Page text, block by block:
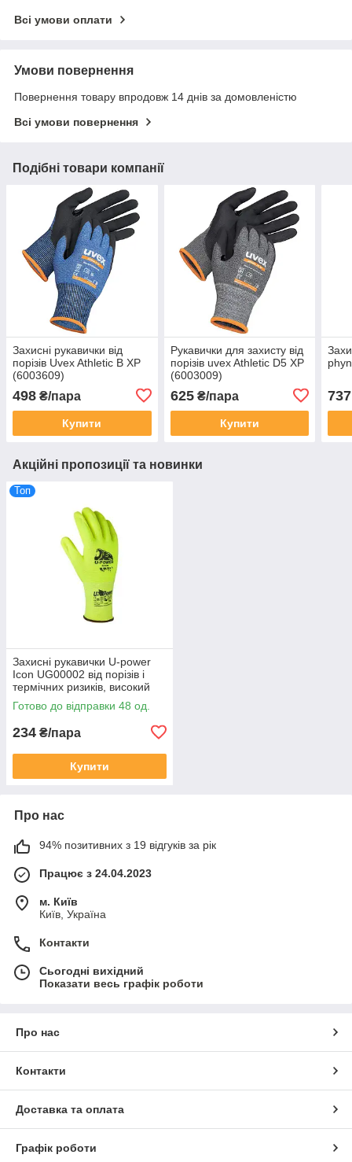
Всі умови оплати
Умови повернення
Повернення товару впродовж 14 днів за домовленістю
Всі умови повернення
Подібні товари компанії
Захисні рукавички від
порізів Uvex Athletic B XP
(6003609)
498 ₴/пара
Купити
Рукавички для захисту від
порізів uvex Athletic D5 XP
(6003009)
625₴/пара
Купити
737
Акційні пропозиції та новинки
Топ
Захисні рукавички U-power
Icon UG00002 від порізів і
термічних ризиків, високий
рівень тактильної чутливості
Готово до відправки 48 од.
234 ₴/пара
Купити
Про нас
94% позитивних з 19 відгуків за рік
Працює з 24.04.2023
м. Київ
Київ, Україна
Контакти
Сьогодні вихідний
Показати весь графік роботи
Про нас
Контакти
Доставка та оплата
Графік роботи